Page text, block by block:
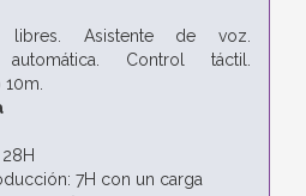
libres. Asistente de voz.
automática. Control táctil.
7H con un carga